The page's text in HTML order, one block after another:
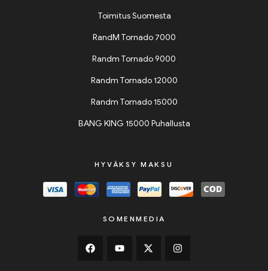
Toimitus Suomesta
RandM Tornado 7000
Randm Tornado 9000
Randm Tornado 12000
Randm Tornado 15000
BANG KING 15000 Puhallusta
HYVÄKSY MAKSU
SOMENMEDIA